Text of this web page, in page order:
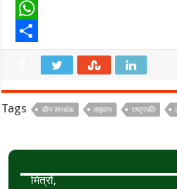
a
c
T
w
W
Tags चीन समर्थक ताइवान राष्ट्रपति
मित्रों,